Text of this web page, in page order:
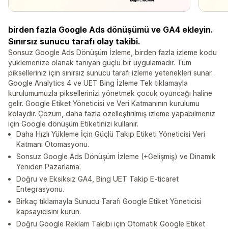
birden fazla Google Ads dönüşümü ve GA4 ekleyin.
Sınırsız sunucu tarafı olay takibi.
Sonsuz Google Ads Dönüşüm İzleme, birden fazla izleme kodu
yüklemenize olanak tanıyan güçlü bir uygulamadır. Tüm
pikselleriniz için sınırsız sunucu tarafı izleme yetenekleri sunar.
Google Analytics 4 ve UET Bing İzleme Tek tıklamayla
kurulumumuzla piksellerinizi yönetmek çocuk oyuncağı haline
gelir. Google Etiket Yöneticisi ve Veri Katmanının kurulumu
kolaydır. Çözüm, daha fazla özelleştirilmiş izleme yapabilmeniz
için Google dönüşüm Etiketinizi kullanır.
Daha Hızlı Yükleme İçin Güçlü Takip Etiketi Yöneticisi Veri
Katmanı Otomasyonu.
Sonsuz Google Ads Dönüşüm İzleme (+Gelişmiş) ve Dinamik
Yeniden Pazarlama.
Doğru ve Eksiksiz GA4, Bing UET Takip E-ticaret
Entegrasyonu.
Birkaç tıklamayla Sunucu Tarafı Google Etiket Yöneticisi
kapsayıcısını kurun.
Doğru Google Reklam Takibi için Otomatik Google Etiket